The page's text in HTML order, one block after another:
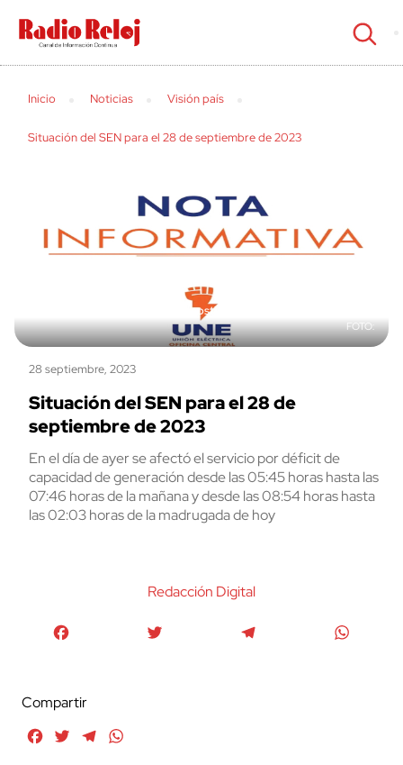
cerrar
Inicio Noticias Visión país
Situación del SEN para el 28 de septiembre de 2023
Se pronostica una afectación de 590 MW
28 septiembre, 2023
Situación del SEN para el 28 de
septiembre de 2023
En el día de ayer se afectó el servicio por déficit de
capacidad de generación desde las 05:45 horas hasta las
07:46 horas de la mañana y desde las 08:54 horas hasta
las 02:03 horas de la madrugada de hoy
Redacción Digital
Compartir
FacebookTwitterTelegram